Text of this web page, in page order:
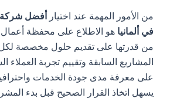
من الأمور المهمة عند اختيارأفضل شركة
في ألمانياهو الاطلاع على محفظة أعمال
من قدرتها على تقديم حلول مخصصة لكل
المشاريع السابقة وتقييم تجربة العملاء
على معرفة مدى جودة الخدمات واحترافية
يسهل اتخاذ القرار الصحيح قبل بدء